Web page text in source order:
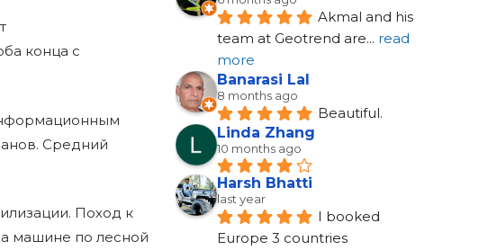
конца с
Средний
Поход к
машине по лесной
Akmal and his
team at Geotrend are... read
more
Banarasi Lal
8 months ago
Beautiful.
Linda Zhang
10 months ago
Harsh Bhatti
last year
I booked
Europe 3 countries